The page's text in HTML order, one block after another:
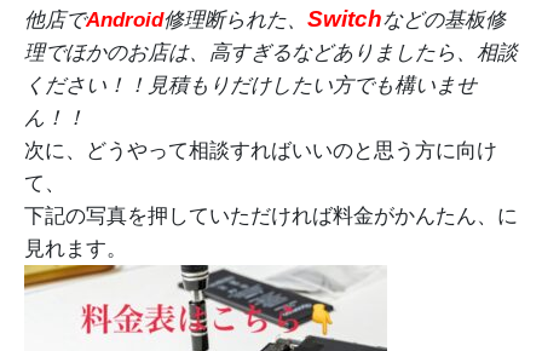
他店でAndroid修理断られた、 Switchなどの基板修
理でほかのお店は、高すぎるなどありましたら、相談
ください！！見積もりだけしたい方でも構いませ
ん！！
次に、どうやって相談すればいいのと思う方に向け
て、
下記の写真を押していただければ料金がかんたん、に
見れます。